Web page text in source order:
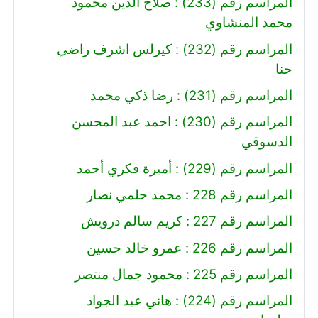
محمد المنشاوي
المراسم رقم (232) : كيرلس اشرف راضي
حنا
المراسم رقم (231) : رضا ذكي محمد
المراسم رقم (230) : احمد عبد المحسن
الدسوقي
المراسم رقم (229) : أميرة فكري أحمد
المراسم رقم 228 : محمد حلمي نصار
المراسم رقم 227 : كريم سالم درويش
المراسم رقم 226 : عمرو خالد حسين
المراسم رقم 225 : محمود جمال منتصر
المراسم رقم (224) : هاني عبد الجواد